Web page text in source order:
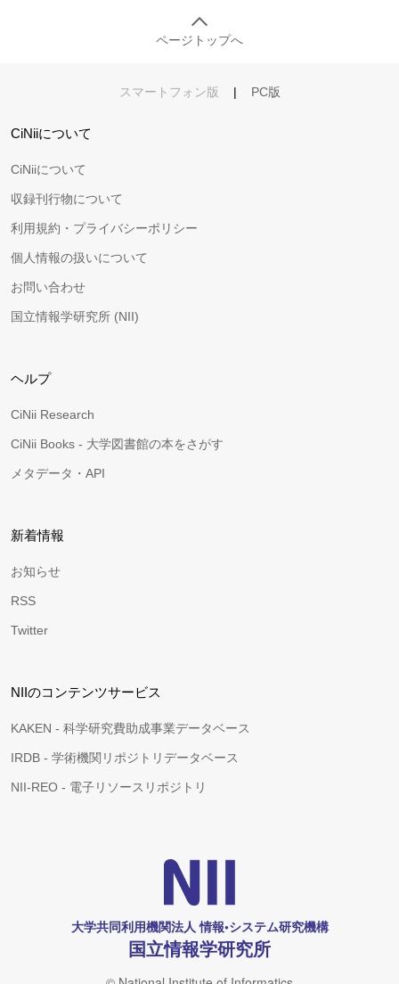
ページトップへ
スマートフォン版 | PC版
CiNiiについて
CiNiiについて
収録刊行物について
利用規約・プライバシーポリシー
個人情報の扱いについて
お問い合わせ
国立情報学研究所 (NII)
ヘルプ
CiNii Research
CiNii Books - 大学図書館の本をさがす
メタデータ・API
新着情報
お知らせ
RSS
Twitter
NIIのコンテンツサービス
KAKEN - 科学研究費助成事業データベース
IRDB - 学術機関リポジトリデータベース
NII-REO - 電子リソースリポジトリ
大学共同利用機関法人 情報•システム研究機構
国立情報学研究所